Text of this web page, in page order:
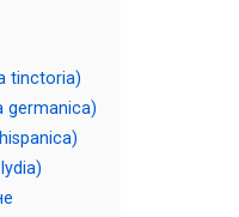
tinctoria)
germanica)